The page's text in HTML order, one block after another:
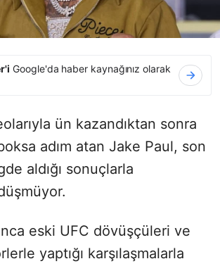
Google'da haber kaynağınız olarak
ün kazandıktan sonra
adım atan Jake Paul, son
aldığı sonuçlarla
eski UFC dövüşçüleri ve
yaptığı karşılaşmalarla